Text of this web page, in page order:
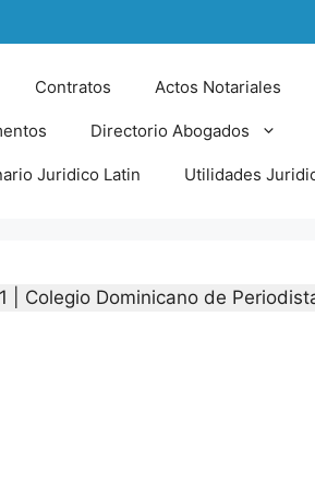
Contratos Actos Notariales
Directorio Abogados
Juridico Latin Utilidades
| Colegio Dominicano de